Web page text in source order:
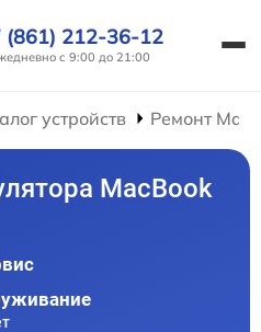
(861) 212-36-12
с 9:00 до 21:00
устройств Ремонт
MacBook